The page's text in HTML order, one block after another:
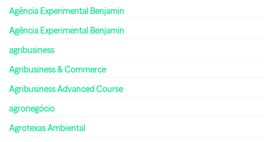
Agência Experimental Benjamin
Agência Experimental Benjamin
agribusiness
Agribusiness & Commerce
Agribusiness Advanced Course
agronegócio
Agrotexas Ambiental